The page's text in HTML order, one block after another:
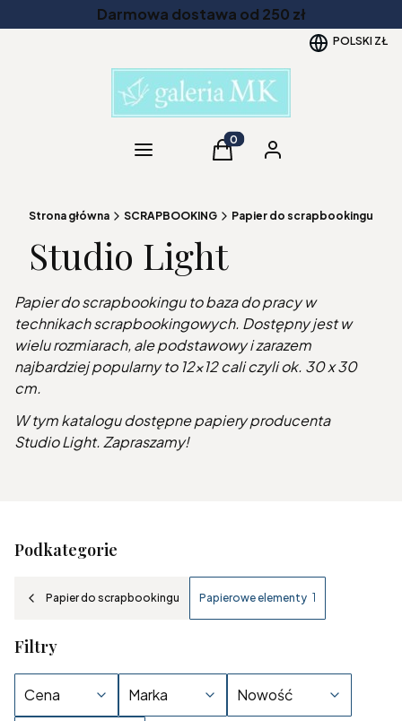
Darmowa dostawa od 250 zł
POLSKI ZŁ
Kategorie Produkty w koszyku: 0.
Koszyk Zaloguj się
Strona główna SCRAPBOOKING Papier do scrapbookingu
Studio Light
Papier do scrapbookingu to baza do pracy w
technikach scrapbookingowych. Dostępny jest w
wielu rozmiarach, ale podstawowy i zarazem
najbardziej popularny to 12x12 cali czyli ok. 30 x 30
cm.
W tym katalogu dostępne papiery producenta
Studio Light. Zapraszamy!
Podkategorie
Papier do scrapbookingu Papierowe elementy 1
Filtry
Cena Marka Nowość